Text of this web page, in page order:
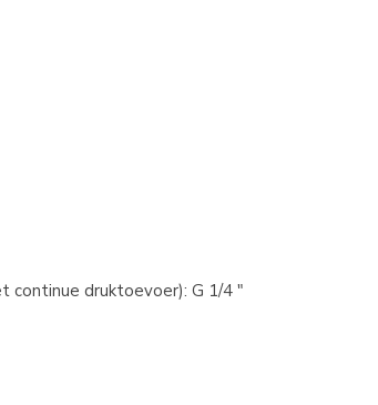
continue druktoevoer): G 1/4 "